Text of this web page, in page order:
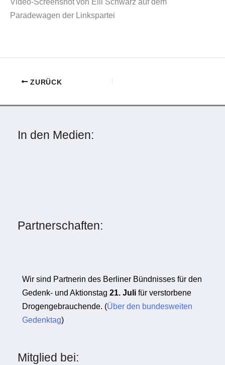
Paradewagen der Linkspartei
ZURÜCK
In den Medien:
Partnerschaften:
Wir sind Partnerin des Berliner Bündnisses für den
Gedenk- und Aktionstag 21. Juli für verstorbene
Drogengebrauchende. (Über den bundesweiten
Gedenktag)
Mitglied bei: